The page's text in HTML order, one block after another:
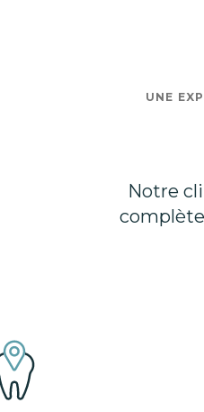
UNE
Notre